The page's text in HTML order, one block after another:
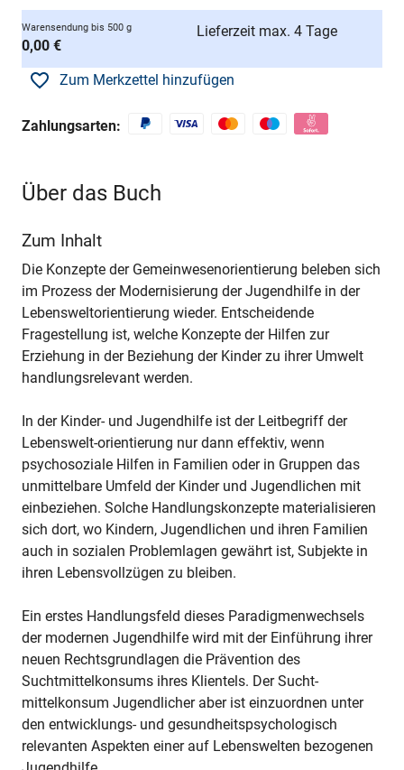
Warensendung bis 500 g
0,00 €
Lieferzeit max. 4 Tage
Zum Merkzettel hinzufügen
Zahlungsarten:
Über das Buch
Zum Inhalt
Die Konzepte der Gemeinwesenorientierung beleben sich
im Prozess der Modernisierung der Jugendhilfe in der
Lebensweltorientierung wieder. Entscheidende
Fragestellung ist, welche Konzepte der Hilfen zur
Erziehung in der Beziehung der Kinder zu ihrer Umwelt
handlungsrelevant werden.
In der Kinder- und Jugendhilfe ist der Leitbegriff der
Lebenswelt-orientierung nur dann effektiv, wenn
psychosoziale Hilfen in Familien oder in Gruppen das
unmittelbare Umfeld der Kinder und Jugendlichen mit
einbeziehen. Solche Handlungskonzepte materialisieren
sich dort, wo Kindern, Jugendlichen und ihren Familien
auch in sozialen Problemlagen gewährt ist, Subjekte in
ihren Lebensvollzügen zu bleiben.
Ein erstes Handlungsfeld dieses Paradigmenwechsels
der modernen Jugendhilfe wird mit der Einführung ihrer
neuen Rechtsgrundlagen die Prävention des
Suchtmittelkonsums ihres Klientels. Der Sucht-
mittelkonsum Jugendlicher aber ist einzuordnen unter
den entwicklungs- und gesundheitspsychologisch
relevanten Aspekten einer auf Lebenswelten bezogenen